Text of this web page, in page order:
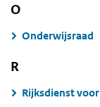
O
Onderwijsraad
R
Rijksdienst